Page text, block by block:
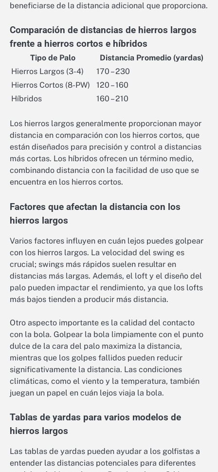
beneficiarse de la distancia adicional que proporciona.
Comparación de distancias de hierros largos
frente a hierros cortos e híbridos
Tipo de Palo
Distancia Promedio (yardas)
Hierros Largos (3-4)
170 – 230
Hierros Cortos (8-PW)
120 – 160
Híbridos
160 – 210
Los hierros largos generalmente proporcionan mayor
distancia en comparación con los hierros cortos, que
están diseñados para precisión y control a distancias
más cortas. Los híbridos ofrecen un término medio,
combinando distancia con la facilidad de uso que se
encuentra en los hierros cortos.
Factores que afectan la distancia con los
hierros largos
Varios factores influyen en cuán lejos puedes golpear
con los hierros largos. La velocidad del swing es
crucial; swings más rápidos suelen resultar en
distancias más largas. Además, el loft y el diseño del
palo pueden impactar el rendimiento, ya que los lofts
más bajos tienden a producir más distancia.
Otro aspecto importante es la calidad del contacto
con la bola. Golpear la bola limpiamente con el punto
dulce de la cara del palo maximiza la distancia,
mientras que los golpes fallidos pueden reducir
significativamente la distancia. Las condiciones
climáticas, como el viento y la temperatura, también
juegan un papel en cuán lejos viaja la bola.
Tablas de yardas para varios modelos de
hierros largos
Las tablas de yardas pueden ayudar a los golfistas a
entender las distancias potenciales para diferentes